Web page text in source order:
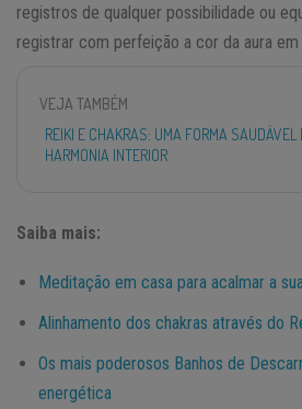
registros de qualquer possibilidade ou
registrar com perfeição a cor da aura em
VEJA TAMBÉM
REIKI E CHAKRAS: UMA FORMA
HARMONIA INTERIOR
Saiba mais:
Meditação em casa para acalmar a
Alinhamento dos chakras através do
Os mais poderosos Banhos de
energética